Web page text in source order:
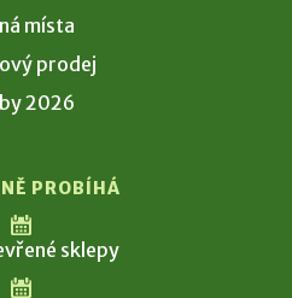
místa
prodej
2026
PROBÍHÁ
sklepy